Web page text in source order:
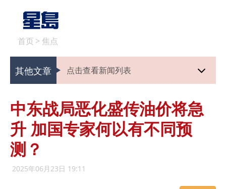
首页 > 焦点
其他文章 点击查看新闻列表
中东战局恶化盛传油价将急
升 加国专家何以有不同预
测？
2025年06月23日 19:11